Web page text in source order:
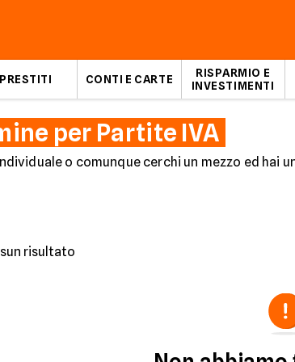
PRESTITI CONTI E CARTE
RISPARMIO E
INVESTIMENTI
per Partite IVA
o comunque cerchi un mezzo ed hai
riservate Partite IVA ed i liberi
Niente più spese impreviste
del mese di agosto
Chilometri Inclusi
risultato